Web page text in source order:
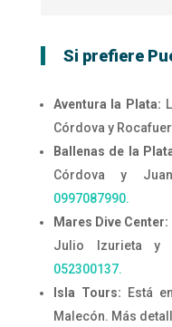
Si prefiere
Aventura la Plata:
Córdova y
Ballenas de la
Córdova y
0997087990.
Mares Dive Center:
Julio Izurieta y
052300137.
Isla Tours:
Está
Malecón. Más